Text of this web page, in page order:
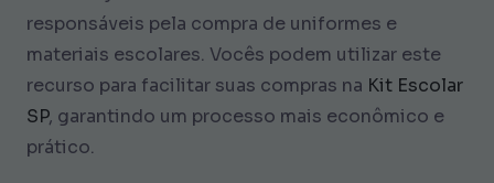
responsáveis pela compra de uniformes e
materiais escolares. Vocês podem utilizar este
recurso para facilitar suas compras na Kit Escolar
SP, garantindo um processo mais econômico e
prático.